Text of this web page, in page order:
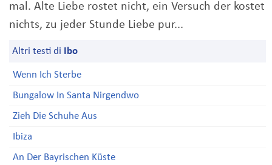
mal. Alte Liebe rostet nicht, ein Versuch der kostet
nichts, zu jeder Stunde Liebe pur...
Altri testi di Ibo
Wenn Ich Sterbe
Bungalow In Santa Nirgendwo
Zieh Die Schuhe Aus
Ibiza
An Der Bayrischen Küste